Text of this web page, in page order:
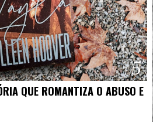
5
QUE ROMANTIZA O ABUSO E